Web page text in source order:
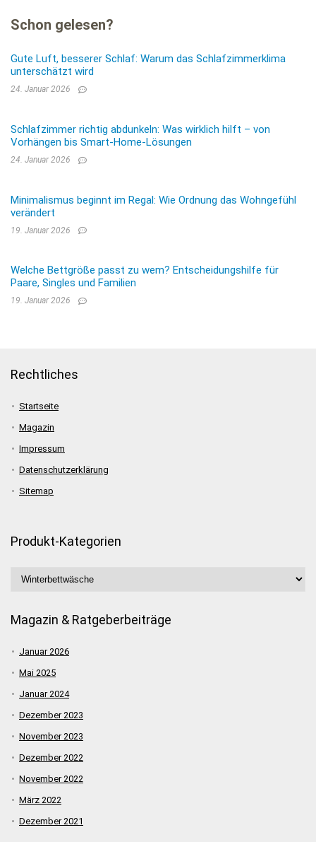
Schon gelesen?
Gute Luft, besserer Schlaf: Warum das Schlafzimmerklima
unterschätzt wird
24. Januar 2026
Schlafzimmer richtig abdunkeln: Was wirklich hilft – von
Vorhängen bis Smart-Home-Lösungen
24. Januar 2026
Minimalismus beginnt im Regal: Wie Ordnung das Wohngefühl
verändert
19. Januar 2026
Welche Bettgröße passt zu wem? Entscheidungshilfe für
Paare, Singles und Familien
19. Januar 2026
Rechtliches
Startseite
Magazin
Impressum
Datenschutzerklärung
Sitemap
Produkt-Kategorien
Magazin & Ratgeberbeiträge
Januar 2026
Mai 2025
Januar 2024
Dezember 2023
November 2023
Dezember 2022
November 2022
März 2022
Dezember 2021